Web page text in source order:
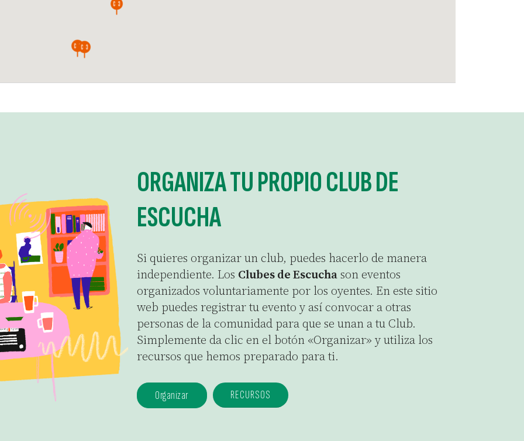
ORGANIZA TU PROPIO CLUB DE
ESCUCHA
Si quieres organizar un club, puedes hacerlo de manera
independiente. Los Clubes de Escuchason eventos
organizados voluntariamente por los oyentes. En este sitio
web puedes registrar tu evento y así convocar a otras
personas de la comunidad para que se unan a tu Club.
Simplemente da clic en el botón «Organizar» y utiliza los
recursos que hemos preparado para ti.
Organizar RECURSOS